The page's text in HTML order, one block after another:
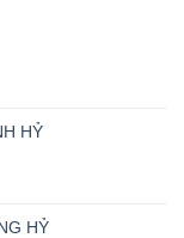
HỶ
HỶ